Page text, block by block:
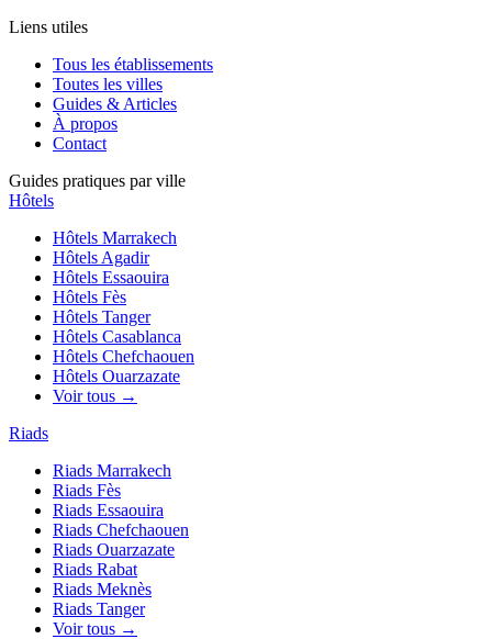
Liens utiles
Tous les établissements
Toutes les villes
Guides & Articles
À propos
Contact
Guides pratiques par ville
Hôtels
Hôtels Marrakech
Hôtels Agadir
Hôtels Essaouira
Hôtels Fès
Hôtels Tanger
Hôtels Casablanca
Hôtels Chefchaouen
Hôtels Ouarzazate
Voir tous →
Riads
Riads Marrakech
Riads Fès
Riads Essaouira
Riads Chefchaouen
Riads Ouarzazate
Riads Rabat
Riads Meknès
Riads Tanger
Voir tous →